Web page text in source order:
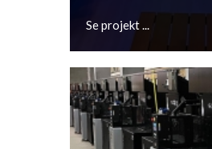
Se projekt ...